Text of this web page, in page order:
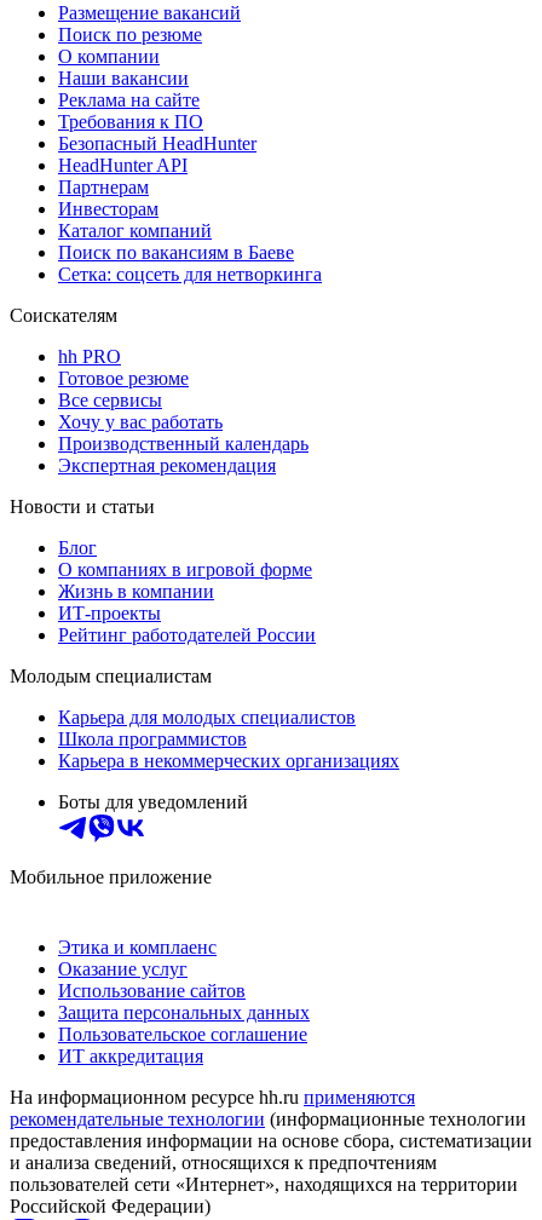
Размещение вакансий
Поиск по резюме
О компании
Наши вакансии
Реклама на сайте
Требования к ПО
Безопасный HeadHunter
HeadHunter API
Партнерам
Инвесторам
Каталог компаний
Поиск по вакансиям в Баеве
Сетка: соцсеть для нетворкинга
Соискателям
hh PRO
Готовое резюме
Все сервисы
Хочу у вас работать
Производственный календарь
Экспертная рекомендация
Новости и статьи
Блог
О компаниях в игровой форме
Жизнь в компании
ИТ-проекты
Рейтинг работодателей России
Молодым специалистам
Карьера для молодых специалистов
Школа программистов
Карьера в некоммерческих организациях
Боты для уведомлений
Мобильное приложение
Этика и комплаенс
Оказание услуг
Использование сайтов
Защита персональных данных
Пользовательское соглашение
ИТ аккредитация
На информационном ресурсе hh.ru применяются
рекомендательные технологии (информационные технологии
предоставления информации на основе сбора, систематизации
и анализа сведений, относящихся к предпочтениям
пользователей сети «Интернет», находящихся на территории
Российской Федерации)